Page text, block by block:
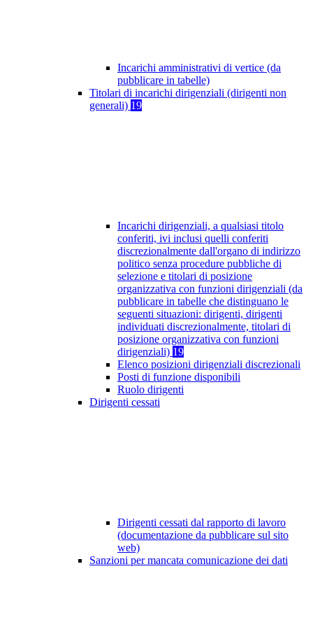
Incarichi amministrativi di vertice (da
pubblicare in tabelle)
Titolari di incarichi dirigenziali (dirigenti non
generali) 19
Incarichi dirigenziali, a qualsiasi titolo
conferiti, ivi inclusi quelli conferiti
discrezionalmente dall'organo di indirizzo
politico senza procedure pubbliche di
selezione e titolari di posizione
organizzativa con funzioni dirigenziali (da
pubblicare in tabelle che distinguano le
seguenti situazioni: dirigenti, dirigenti
individuati discrezionalmente, titolari di
posizione organizzativa con funzioni
dirigenziali) 19
Elenco posizioni dirigenziali discrezionali
Posti di funzione disponibili
Ruolo dirigenti
Dirigenti cessati
Dirigenti cessati dal rapporto di lavoro
(documentazione da pubblicare sul sito
web)
Sanzioni per mancata comunicazione dei dati